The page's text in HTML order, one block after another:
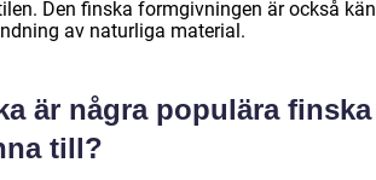
Den finska formgivningen är också
av naturliga material.
är några populära
till?